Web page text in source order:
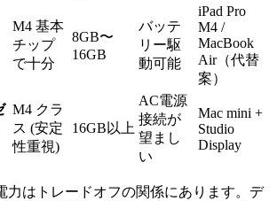
M4 基本
チップ
で十分
8GB〜
16GB
バッテ
リー駆
動可能
iPad Pro
M4 /
MacBook
Air（代替
案）
M4 クラ
ス (安定
性重視)
16GB以上
AC電源
接続が
望まし
い
Mac mini +
Studio
Display
力はトレードオフの関係にあります。デ